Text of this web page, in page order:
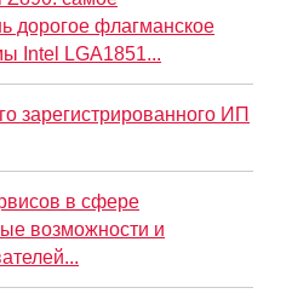
дорогое флагманское
Intel LGA1851...
зарегистрированного ИП
в сфере
возможности и